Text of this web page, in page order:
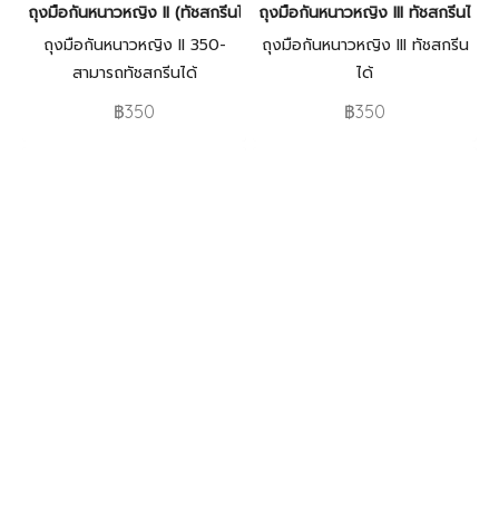
ถุงมือกันหนาวหญิง II (ทัชสกรีนได้)
ถุงมือกันหนาวหญิง II 350-
สามารถทัชสกรีนได้
฿350
ถุงมือกันหนาวหญิง III ทัชสกรีนได้
ถุงมือกันหนาวหญิง III ทัชสกรีน
ได้
฿350